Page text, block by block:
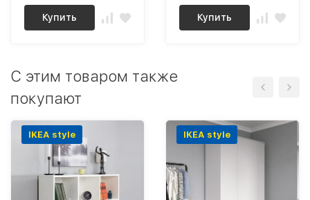
Купить Купить
C этим товаром также
покупают
IKEA style IKEA style